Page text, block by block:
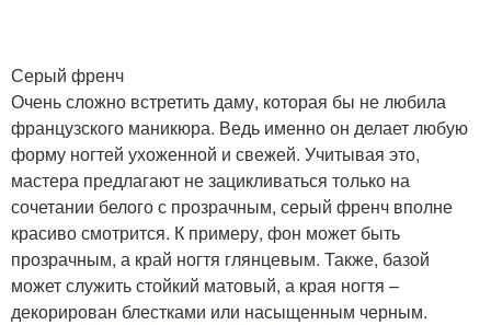
Серый френч
Очень сложно встретить даму, которая бы не любила
французского маникюра. Ведь именно он делает любую
форму ногтей ухоженной и свежей. Учитывая это,
мастера предлагают не зацикливаться только на
сочетании белого с прозрачным, серый френч вполне
красиво смотрится. К примеру, фон может быть
прозрачным, а край ногтя глянцевым. Также, базой
может служить стойкий матовый, а края ногтя –
декорирован блестками или насыщенным черным.